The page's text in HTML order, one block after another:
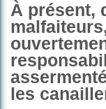
À présent,
les